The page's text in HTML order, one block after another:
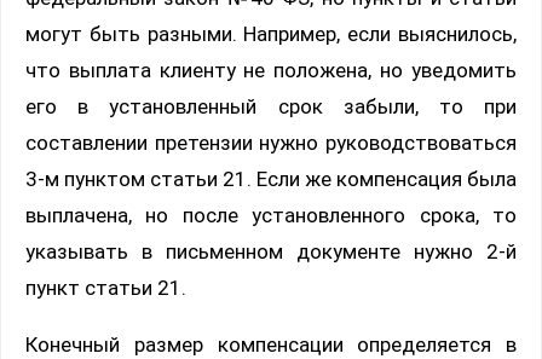
могут быть разными. Например, если выяснилось,
что выплата клиенту не положена, но уведомить
его в установленный срок забыли, то при
составлении претензии нужно руководствоваться
3-м пунктом статьи 21. Если же компенсация была
выплачена, но после установленного срока, то
указывать в письменном документе нужно 2-й
пункт статьи 21.
Конечный размер компенсации определяется в